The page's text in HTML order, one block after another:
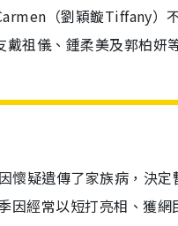
（劉穎鏇Tiffany）
祖儀、鍾柔美及郭柏妍
疑遺傳了家族病，決定
因經常以短打亮相、獲網